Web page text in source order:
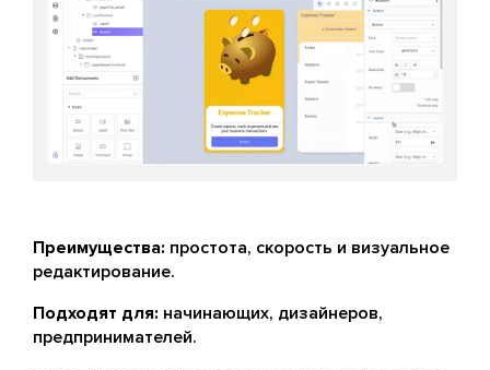
Преимущества: простота, скорость и визуальное
редактирование.
Подходят для: начинающих, дизайнеров,
предпринимателей.